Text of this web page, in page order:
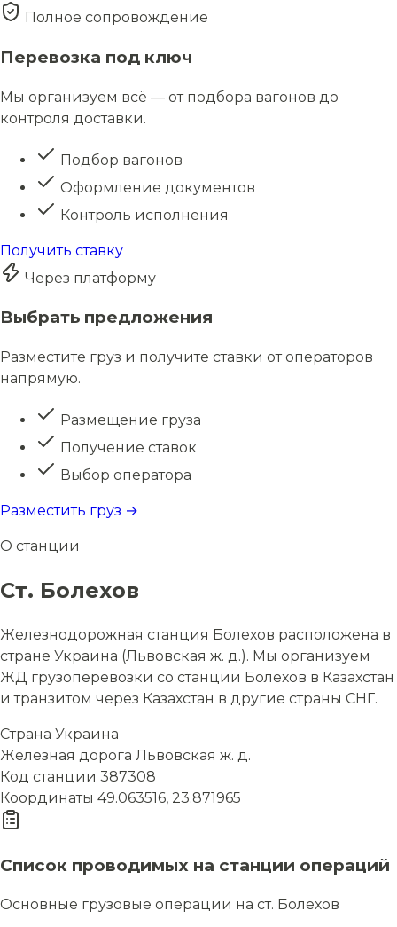
Полное сопровождение
Перевозка под ключ
Мы организуем всё — от подбора вагонов до
контроля доставки.
Подбор вагонов
Оформление документов
Контроль исполнения
Получить ставку
Через платформу
Выбрать предложения
Разместите груз и получите ставки от операторов
напрямую.
Размещение груза
Получение ставок
Выбор оператора
Разместить груз →
О станции
Ст. Болехов
Железнодорожная станция Болехов расположена в
стране Украина (Львовская ж. д.). Мы организуем
ЖД грузоперевозки со станции Болехов в Казахстан
и транзитом через Казахстан в другие страны СНГ.
Страна Украина
Железная дорога Львовская ж. д.
Код станции 387308
Координаты 49.063516, 23.871965
Список проводимых на станции операций
Основные грузовые операции на ст. Болехов